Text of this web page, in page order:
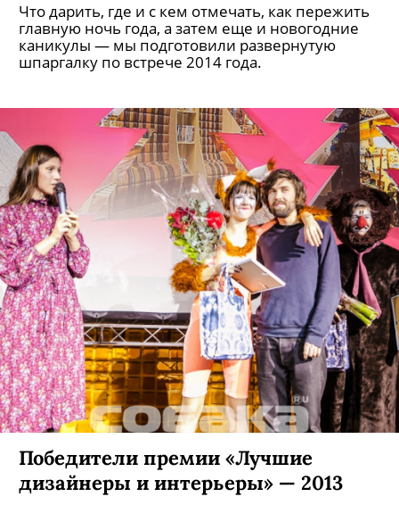
Что дарить, где и с кем отмечать, как пережить
главную ночь года, а затем еще и новогодние
каникулы — мы подготовили развернутую
шпаргалку по встрече 2014 года.
Победители премии «Лучшие
дизайнеры и интерьеры» — 2013